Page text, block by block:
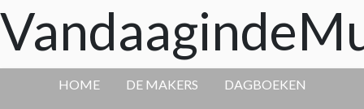
HOME DE MAKERS DAGBOEKEN